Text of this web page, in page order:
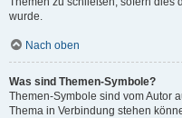
wurde.
Nach oben
Was sind Themen-Symbole?
Themen-Symbole sind vom Autor
Thema in Verbindung stehen